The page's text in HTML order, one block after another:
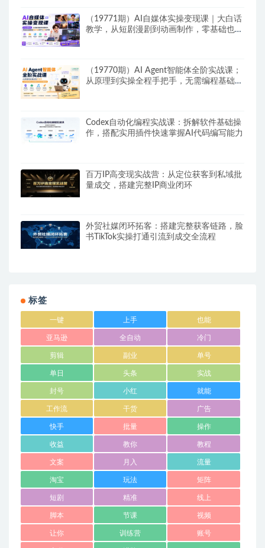
（19771期）AI自媒体实操变现课｜大白话
教学，从短剧漫剧到动画制作，零基础也能
（19770期）AI Agent智能体全阶实战课；
从原理到实操全程手把手，无需编程基础也
Codex自动化编程实战课：拆解软件基础操
作，搭配实用插件快速掌握AI代码编写能力
百万IP高变现实战营：从定位获客到私域批
量成交，搭建完整IP商业闭环
外贸社媒闭环拓客：搭建完整获客链路，脸
书TikTok实操打通引流到成交全流程
标签
一键 上手 也能
亚马逊 全自动 冷门
剪辑 副业 单号
单日 头条 实战
封号 小红 就能
工作流 干货 广告
快手 批量 操作
收益 教你 教程
文案 月入 流量
淘宝 玩法 矩阵
短剧 精准 线上
脚本 节课 视频
让你 训练营 账号